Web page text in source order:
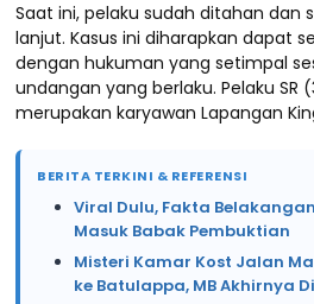
Saat ini, pelaku sudah ditahan dan
lanjut. Kasus ini diharapkan dapat
dengan hukuman yang setimpal
undangan yang berlaku. Pelaku
merupakan karyawan Lapangan
BERITA TERKINI & REFERENSI
Viral Dulu, Fakta
Masuk Babak Pembuktian
Misteri Kamar Kost Jalan
ke Batulappa, MB Akhirnya